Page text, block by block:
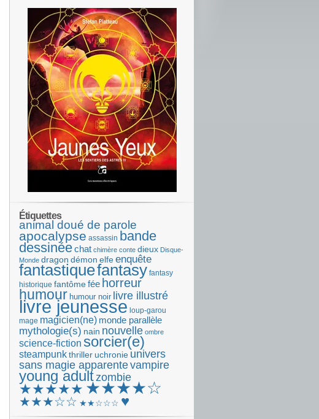
Étiquettes
animal doué de parole
apocalypse assassin bande
dessinéechat chimère conte dieux Disque-
Monde dragon démon elfeenquête
fantastiquefantasy fantasy
historique fantômefée horreur
humour humour noir livre illustré
livre jeunesse loup-garou
mage magicien(ne) monde parallèle
mythologie(s) nain nouvelle ombre
science-fiction sorcier(e)
steampunkthriller uchronie univers
sans magie apparentevampire
young adultzombie
★★★★★ ★★★★☆
★★★☆☆ ★★☆☆☆ ♥